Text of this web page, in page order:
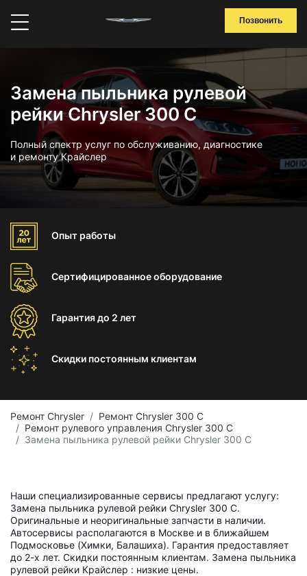
Позвонить
Замена пыльника рулевой
рейки Chrysler 300 C
Полный спектр услуг по обслуживанию, диагностике
и ремонту Крайслер
Опыт работы
Сертифицированноеоборудование
Гарантиядо 2 лет
Скидки постоянным клиентам
Ремонт Chrysler
Ремонт Chrysler 300 C
Ремонт рулевого управления Chrysler 300 C
Замена пыльника рулевой рейки Chrysler 300 C
Наши специализированные сервисы предлагают услугу:
Замена пыльника рулевой рейки Chrysler 300 C.
Оригинальные и неоригинальные запчасти в наличии.
Автосервисы располагаются в Москве и в ближайшем
Подмосковье (Химки, Балашиха). Гарантия предоставляет
до 2-х лет. Скидки постоянным клиентам. Замена пыльника
рулевой рейки Крайслер : низкие цены.